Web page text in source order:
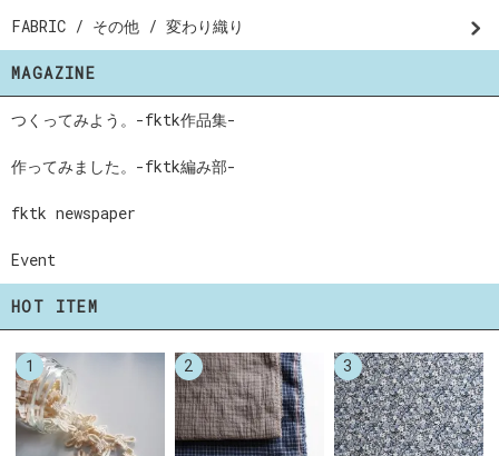
FABRIC / その他 / 変わり織り
MAGAZINE
つくってみよう。-fktk作品集-
作ってみました。-fktk編み部-
fktk newspaper
Event
HOT ITEM
1 2 3